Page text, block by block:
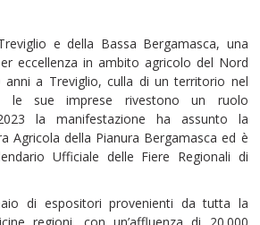
e della Bassa Bergamasca, una
eccellenza in ambito agricolo del Nord
a Treviglio, culla di un territorio nel
le sue imprese rivestono un ruolo
la manifestazione ha assunto la
Agricola della Pianura Bergamasca ed è
Ufficiale delle Fiere Regionali di
di espositori provenienti da tutta la